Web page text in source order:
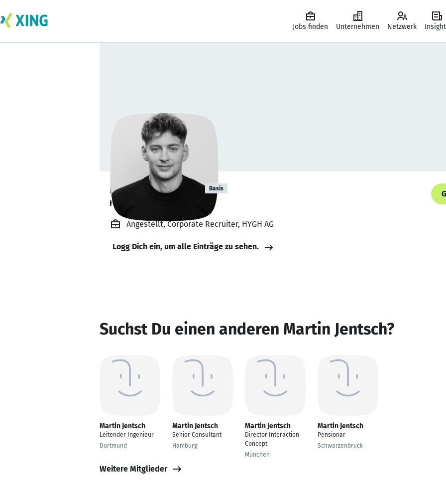
Jobs finden Unternehmen Netzwerk
Martin Jentsch Basis
HYGHring!
Angestellt, Corporate Recruiter, HYGH AG
Logg Dich ein, um alle Einträge zu sehen.
Suchst Du einen anderen Martin Jentsch?
Martin Jentsch
Leitender Ingenieur
Dortmund
Martin Jentsch
Senior Consultant
Hamburg
Martin Jentsch
Director Interaction
Concept
München
Martin Jentsch
Pensionär
Schwarzenbruck
Weitere Mitglieder